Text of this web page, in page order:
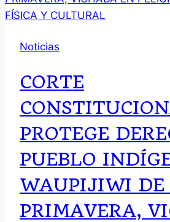
Noticias
CORTE
PROTEGE
PUEBLO
WAUPIJIWI
PRIMAVERA,